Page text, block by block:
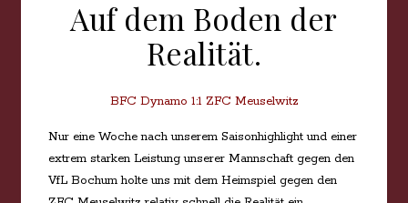
Auf dem Boden der
Realität.
BFC Dynamo 1:1 ZFC Meuselwitz
Nur eine Woche nach unserem Saisonhighlight und einer
extrem starken Leistung unserer Mannschaft gegen den
VfL Bochum holte uns mit dem Heimspiel gegen den